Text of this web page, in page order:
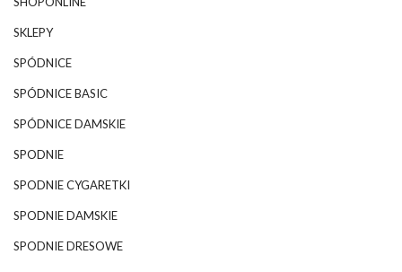
SKLEPY
SPÓDNICE
SPÓDNICE BASIC
SPÓDNICE DAMSKIE
SPODNIE
SPODNIE CYGARETKI
SPODNIE DAMSKIE
SPODNIE DRESOWE